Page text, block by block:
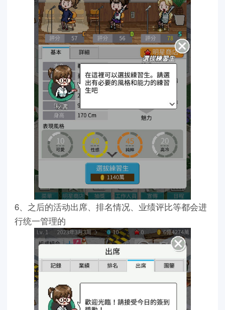
6、之后的活动出席、排名情况、业绩评比等都会进
行统一管理的